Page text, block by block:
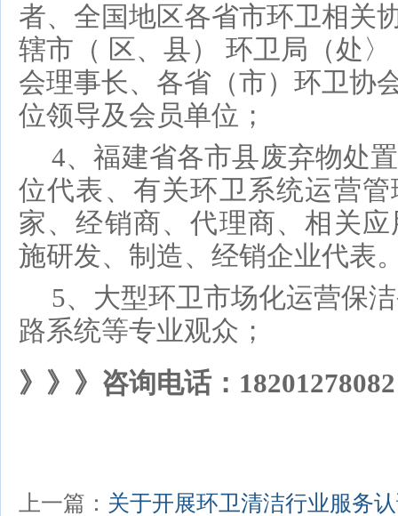
者、全国地区各省市环卫相关
辖市（ 区、县） 环卫局（处
会理事长、各省（市）环卫协
位领导及 会员单位；
4、福建省各市县废弃物处
位代表、有关环卫系统运营
家、经销商、代理商、相关
施研发、制造、经销企业代表
5、 大型环卫市场化运营保
路系统等专业观众；
》》》咨询电话：18201278082
上一篇： 关于开展环卫清洁行业服务